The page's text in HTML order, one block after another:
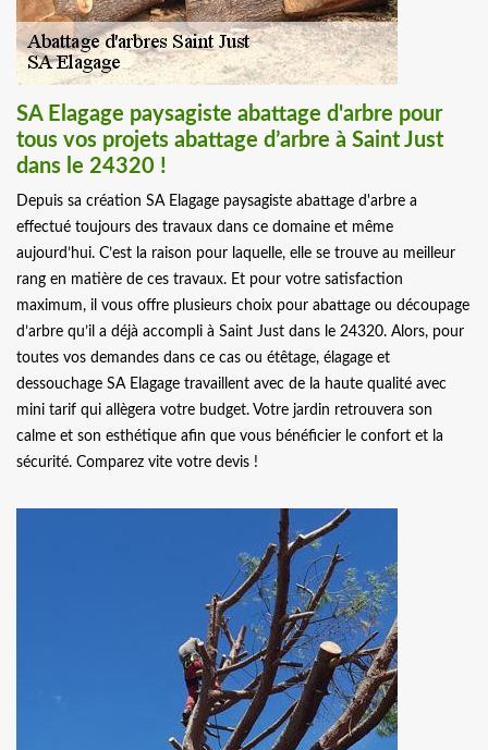
SA Elagage paysagiste abattage d'arbre pour
tous vos projets abattage d’arbre à Saint Just
dans le 24320 !
Depuis sa création SA Elagage paysagiste abattage d'arbre a
effectué toujours des travaux dans ce domaine et même
aujourd’hui. C’est la raison pour laquelle, elle se trouve au meilleur
rang en matière de ces travaux. Et pour votre satisfaction
maximum, il vous offre plusieurs choix pour abattage ou découpage
d’arbre qu’il a déjà accompli à Saint Just dans le 24320. Alors, pour
toutes vos demandes dans ce cas ou étêtage, élagage et
dessouchage SA Elagage travaillent avec de la haute qualité avec
mini tarif qui allègera votre budget. Votre jardin retrouvera son
calme et son esthétique afin que vous bénéficier le confort et la
sécurité. Comparez vite votre devis !